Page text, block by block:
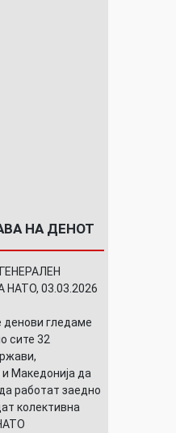
НА ДЕНОТ
НАТО, 03.03.2026
денови гледаме
сите 32
Македонија да
работат заедно
колективна